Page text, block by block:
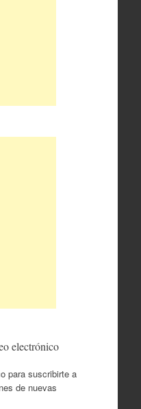
electrónico
para suscribirte a
de nuevas